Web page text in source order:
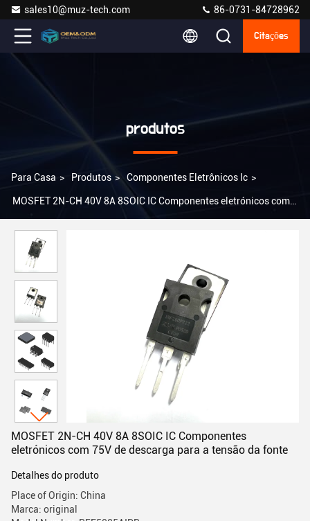
sales10@muz-tech.com 86-0731-84728962
Citações
produtos
Para Casa > Produtos > Componentes Eletrônicos Ic >
MOSFET 2N-CH 40V 8A 8SOIC IC Componentes eletrónicos com
MOSFET 2N-CH 40V 8A 8SOIC IC Componentes
eletrónicos com 75V de descarga para a tensão da fonte
Detalhes do produto
Place of Origin: China
Marca: original